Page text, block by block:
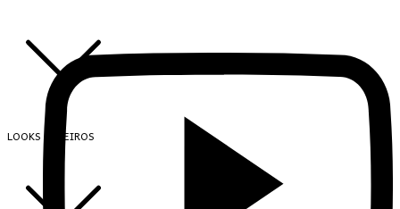
LOOKS INTEIROS